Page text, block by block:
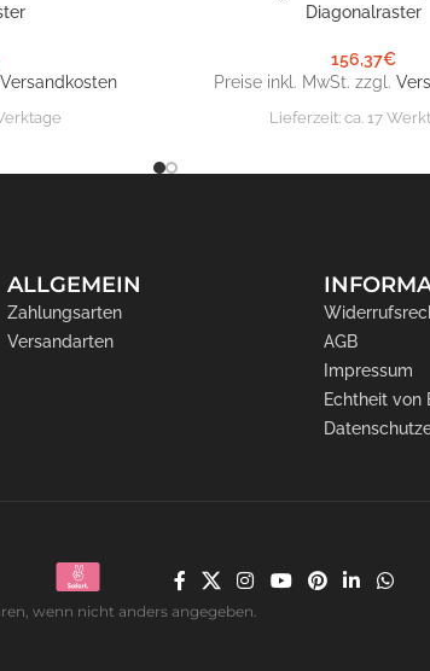
Versandkosten
Diagonalraster
156,37€
Preise inkl. MwSt. zzgl.
Lieferzeit: ca. 17
ALLGEMEIN
Zahlungsarten
Versandarten
AGB
Impressum
Echtheit von
wenn nicht anders angegeben.